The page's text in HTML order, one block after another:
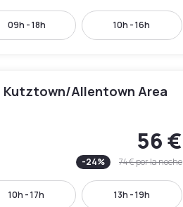
09h - 18h 10h - 16h
Kutztown/Allentown Area
56 €
-24% 74 €por la noche
10h - 17h 13h - 19h